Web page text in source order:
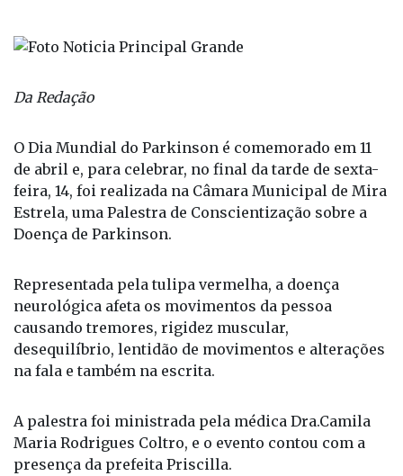
Da Redação
O Dia Mundial do Parkinson é comemorado em 11
de abril e, para celebrar, no final da tarde de sexta-
feira, 14, foi realizada na Câmara Municipal de Mira
Estrela, uma Palestra de Conscientização sobre a
Doença de Parkinson.
Representada pela tulipa vermelha, a doença
neurológica afeta os movimentos da pessoa
causando tremores, rigidez muscular,
desequilíbrio, lentidão de movimentos e alterações
na fala e também na escrita.
A palestra foi ministrada pela médica Dra.Camila
Maria Rodrigues Coltro, e o evento contou com a
presença da prefeita Priscilla.